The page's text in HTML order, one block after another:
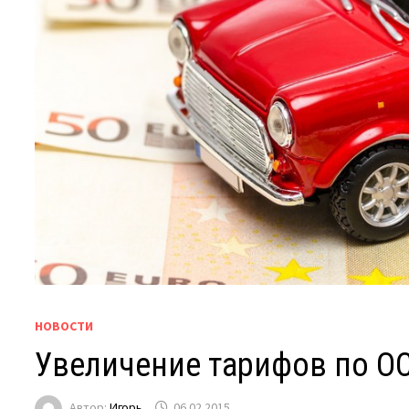
НОВОСТИ
Увеличение тарифов по